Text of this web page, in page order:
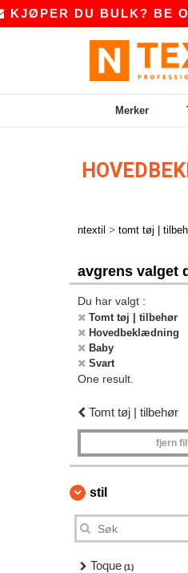
DU BULK? BE
Merker
ntextil > tomt tøj |
avgrens valget
Du har valgt :
Tomt tøj | tilbehør
Hovedbeklædning
Baby
Svart
One result.
Tomt tøj | tilbehør
fjern
stil
Toque (1)